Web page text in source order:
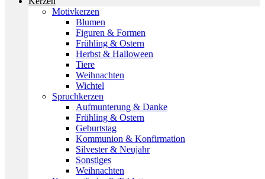
Motivkerzen
Blumen
Figuren & Formen
Frühling & Ostern
Herbst & Halloween
Tiere
Weihnachten
Wichtel
Spruchkerzen
Aufmunterung & Danke
Frühling & Ostern
Geburtstag
Kommunion & Konfirmation
Silvester & Neujahr
Sonstiges
Weihnachten